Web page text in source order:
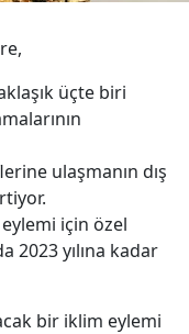
üçte biri
ulaşmanın dış
için özel
2023 yılına kadar
bir iklim eylemi